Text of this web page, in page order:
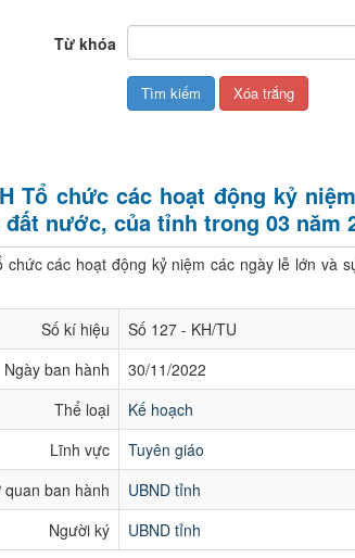
Từ khóa
Tổ chức các hoạt động kỷ
nước, của tỉnh trong 03 năm
chức các hoạt động kỷ niệm các ngày lễ lớn
Số kí hiệu
Số 127 - KH/TU
Ngày ban hành
30/11/2022
Thể loại
Kế hoạch
Lĩnh vực
Tuyên giáo
quan ban hành
UBND tỉnh
Người ký
UBND tỉnh